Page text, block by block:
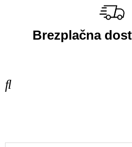
Brezplačna